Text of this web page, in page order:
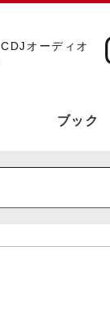
CDJオーディオ
ブック